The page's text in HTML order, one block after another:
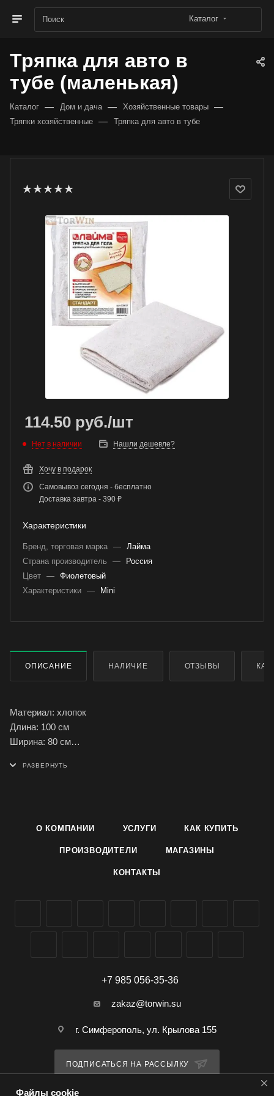
Каталог
Тряпка для авто в
тубе (маленькая)
Каталог — Дом и дача — Хозяйственные товары —
Тряпки хозяйственные — Тряпка для авто в тубе
114.50 руб./шт
Нет в наличии Нашли дешевле?
Хочу в подарок
Самовывоз сегодня - бесплатно
Доставка завтра - 390 ₽
Характеристики
Бренд, торговая марка — Лайма
Страна производитель
—
Россия
Цвет — Фиолетовый
Характеристики — Mini
ОПИСАНИЕ НАЛИЧИЕ ОТЗЫВЫ
Материал: хлопок
Длина: 100 см
Ширина: 80 см
Плотность: 190 г/м2
О КОМПАНИИ УСЛУГИ КАК КУПИТЬ
ПРОИЗВОДИТЕЛИ МАГАЗИНЫ
КОНТАКТЫ
+7 985 056-35-36
zakaz@torwin.su
г. Симферополь, ул. Крылова 155
ПОДПИСАТЬСЯ НА РАССЫЛКУ
Файлы cookie